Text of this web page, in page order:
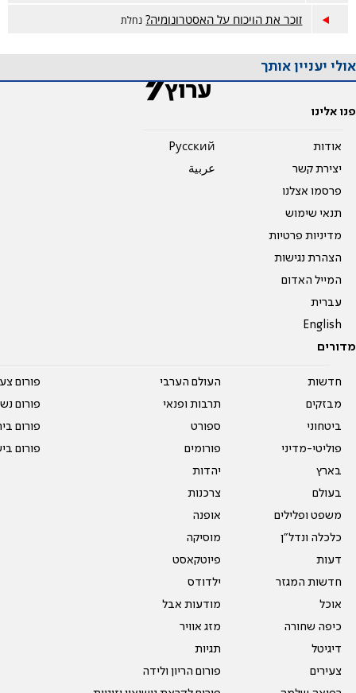
זוכר את הויכוח על האסטרונומיה? נחלת
אולי יעניין אותך
פנו אלינו
אודות
יצירת קשר
פרסמו אצלנו
תנאי שימוש
מדיניות פרטיות
הצהרת נגישות
המייל האדום
עברית
English
Pусский
عربية
מדורים
חדשות
מבזקים
ביטחוני
פוליטי-מדיני
בארץ
בעולם
משפט ופלילים
כלכלה ונדל"ן
דעות
חדשות המגזר
אוכל
כיפה שחורה
דיגיטל
צעירים
העולם הערבי
תרבות ופנאי
ספורט
פורומים
יהדות
צרכנות
אופנה
מוסיקה
פיוטקאסט
ילדודס
מודעות אבל
מזג אוויר
תגיות
פורום הריון ולידה
פורום
פורום
פורום
פורום